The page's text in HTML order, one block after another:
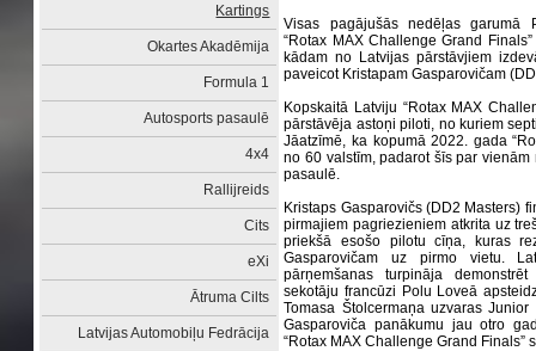
Kartings
Okartes Akadēmija
Formula 1
Autosports pasaulē
4x4
Rallijreids
Cits
eXi
Ātruma Cilts
Latvijas Automobiļu Fedrācija
Visas pagājušās nedēļas garumā
“Rotax MAX Challenge Grand
kādam no Latvijas pārstāvjiem
paveicot Kristapam Gasparovičam
Kopskaitā Latviju “Rotax MAX
pārstāvēja astoņi piloti, no kuriem
Jāatzīmē, ka kopumā 2022. gada
no 60 valstīm, padarot šīs par
pasaulē.
Kristaps Gasparovičs (DD2 Masters)
pirmajiem pagriezieniem atkrita uz
priekšā esošo pilotu cīņa, kuras
Gasparovičam uz pirmo vietu.
pārņemšanas turpināja
sekotāju francūzi Polu Loveā
Tomasa Štolcermaņa uzvaras
Gasparoviča panākumu jau otro
“Rotax MAX Challenge Grand Finals”